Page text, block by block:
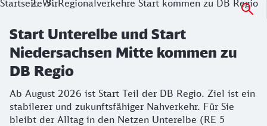
StartseiteWirRegionalverkehre Start kommen zu DB Regio
Start Unterelbe und Start
Niedersachsen Mitte kommen zu
DB Regio
Ab August 2026 ist Start Teil der DB Regio. Ziel ist ein
stabilerer und zukunftsfähiger Nahverkehr. Für Sie
bleibt der Alltag in den Netzen Unterelbe (RE 5